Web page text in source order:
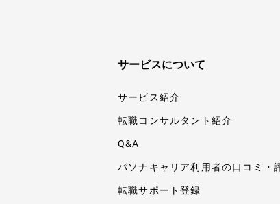
サービスについて
サービス紹介
転職コンサルタント紹介
Q&A
パソナキャリア利用者の口コミ・
転職サポート登録